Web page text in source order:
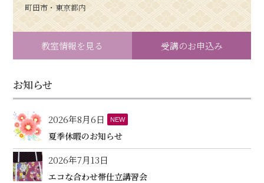
町田市・東京都内
教室情報を見る 受講のお申込み
お知らせ
2026年8月6日 NEW
夏季休暇のお知らせ
2026年7月13日
エコな合わせ帯仕立講習会